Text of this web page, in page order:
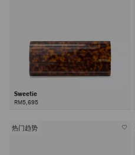
Sweetie
RM5,695
热门趋势